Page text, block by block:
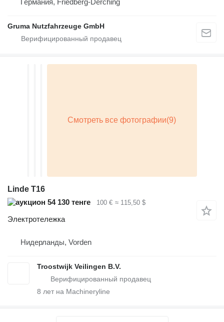
Gruma Nutzfahrzeuge GmbH
Linde T16
54 130 тенге
100 € ≈ 115,50 $
Электротележка
Нидерланды, Vorden
Troostwijk Veilingen B.V.
8 лет на Machineryline